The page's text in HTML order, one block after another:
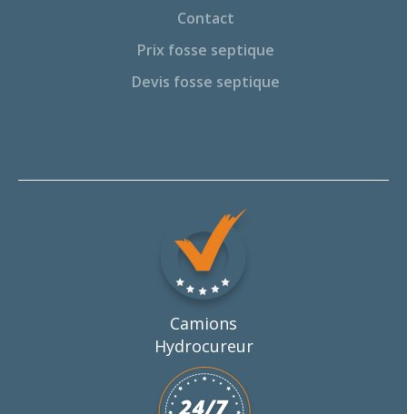
Contact
Prix fosse septique
Devis fosse septique
Camions
Hydrocureur